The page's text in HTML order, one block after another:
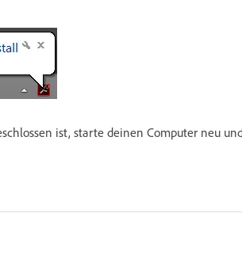
ist, starte deinen Computer neu